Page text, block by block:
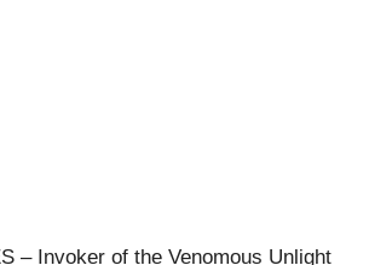
– Invoker of the Venomous Unlight